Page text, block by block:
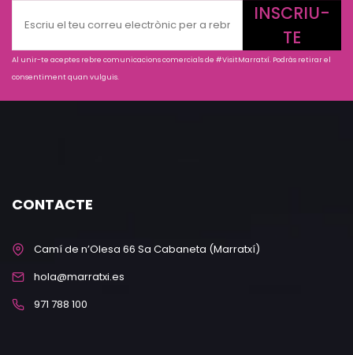
INSCRIU-
TE
Al unir-te aceptes rebre comunicacions comercials de #VisitMarratxí. Podràs retirar el
consentiment quan vulguis.
CONTACTE
Camí de n’Olesa 66 Sa Cabaneta (Marratxí)
hola@marratxi.es
971 788 100